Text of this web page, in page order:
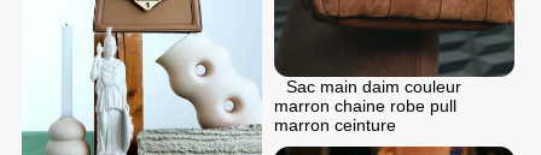
Sac main daim couleur
marron chaine robe pull
marron ceinture